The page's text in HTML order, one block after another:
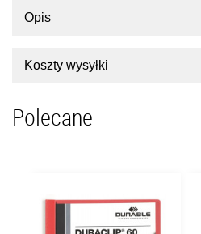
Opis
Koszty wysyłki
Polecane